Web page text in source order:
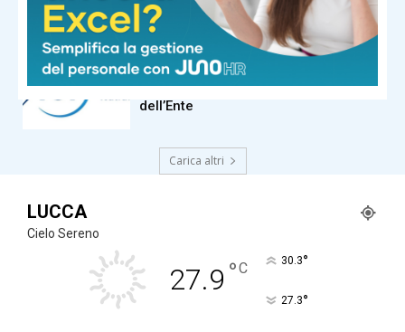
Tecnologia
Agenzia Spaziale Italiana: si dimette
il CdA, verso il commissariamento
dell’Ente
Carica altri
LUCCA
Cielo Sereno
27.9 °C 30.3°
27.3°